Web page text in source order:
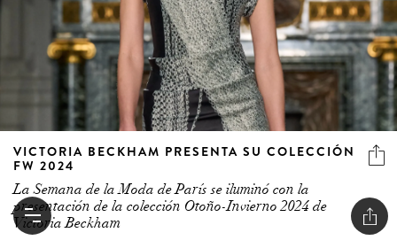
VICTORIA BECKHAM PRESENTA SU COLECCIÓN
FW 2024
La Semana de la Moda de París se iluminó con la
presentación de la colección Otoño-Invierno 2024 de
Victoria Beckham